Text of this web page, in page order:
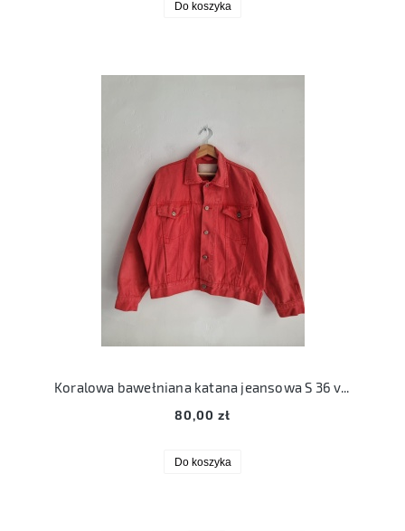
Do koszyka
Koralowa bawełniana katana jeansowa S 36 vintage
80,00 zł
Do koszyka